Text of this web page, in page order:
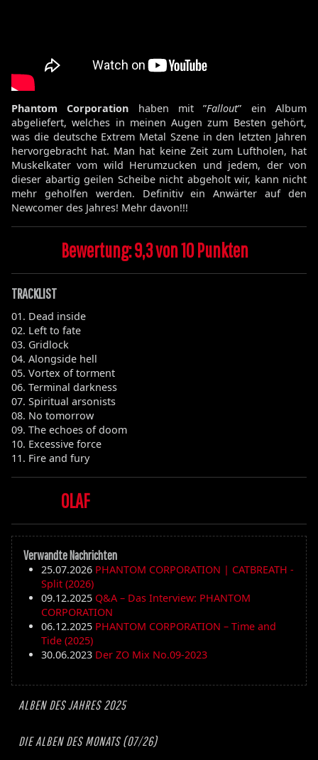
ALBEN DES JAHRES 2025
DIE ALBEN DES MONATS (07/26)
Phantom Corporation haben mit ”Fallout” ein Album
abgeliefert, welches in meinen Augen zum Besten gehört,
was die deutsche Extrem Metal Szene in den letzten Jahren
hervorgebracht hat. Man hat keine Zeit zum Luftholen, hat
Muskelkater vom wild Herumzucken und jedem, der von
dieser abartig geilen Scheibe nicht abgeholt wir, kann nicht
mehr geholfen werden. Definitiv ein Anwärter auf den
Newcomer des Jahres! Mehr davon!!!
Bewertung: 9,3 von 10 Punkten
TRACKLIST
01. Dead inside
02. Left to fate
03. Gridlock
04. Alongside hell
05. Vortex of torment
06. Terminal darkness
07. Spiritual arsonists
08. No tomorrow
09. The echoes of doom
10. Excessive force
11. Fire and fury
OLAF
Verwandte Nachrichten
25.07.2026 PHANTOM CORPORATION | CATBREATH -
Split (2026)
09.12.2025 Q&A – Das Interview: PHANTOM
CORPORATION
06.12.2025 PHANTOM CORPORATION – Time and
Tide (2025)
30.06.2023 Der ZO Mix No.09-2023